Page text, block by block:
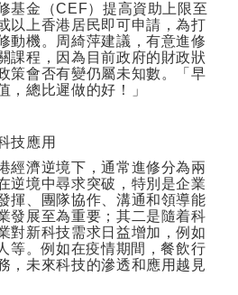
基金（CEF）提高資助上限至
以上香港居民即可申請，為打
動機。周綺萍建議，有意進修
課程，因為目前政府的財政狀
策會否有變仍屬未知數。「早
，總比遲做的好！」
技應用
經濟逆境下，通常進修分為兩
逆境中尋求突破，特別是企業
揮、團隊協作、溝通和領導能
發展至為重要；其二是隨着科
對新科技需求日益增加，例如
等。例如在疫情期間，餐飲行
，未來科技的滲透和應用越見